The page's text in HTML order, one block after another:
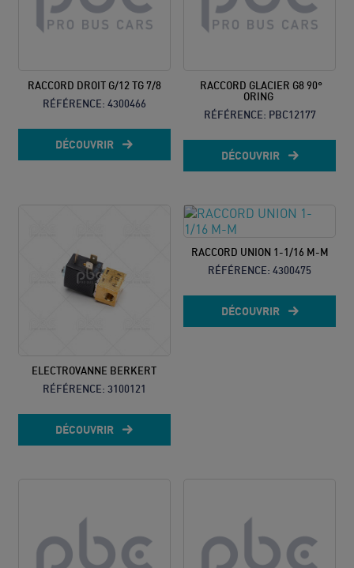
RACCORD DROIT G/12 TG 7/8
RÉFÉRENCE: 4300466
DÉCOUVRIR
RACCORD GLACIER G8 90°
ORING
RÉFÉRENCE: PBC12177
DÉCOUVRIR
ELECTROVANNE BERKERT
RÉFÉRENCE: 3100121
DÉCOUVRIR
RACCORD UNION 1-1/16 M-M
RÉFÉRENCE: 4300475
DÉCOUVRIR